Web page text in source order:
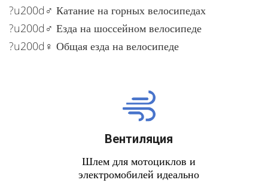
?u200d♂️ Катание на горных велосипедах
?u200d♂️ Езда на шоссейном велосипеде
?u200d♀️ Общая езда на велосипеде
Вентиляция
Шлем для мотоциклов и
электромобилей идеально